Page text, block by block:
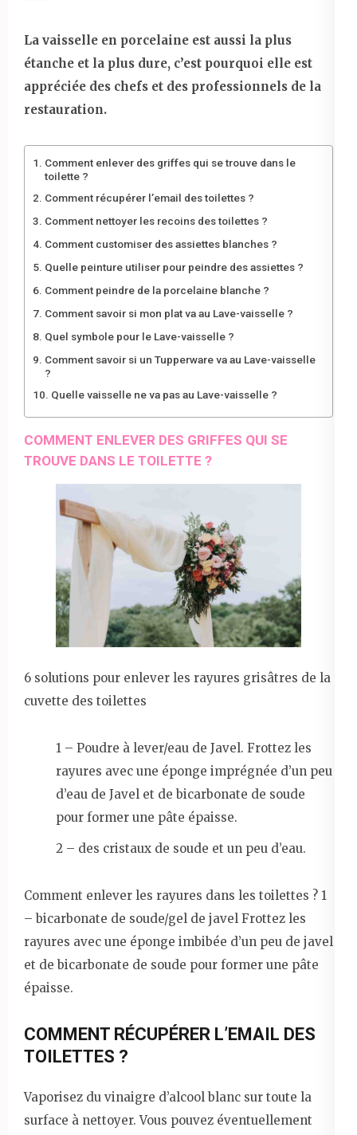
La vaisselle en porcelaine est aussi la plus
étanche et la plus dure, c’est pourquoi elle est
appréciée des chefs et des professionnels de la
restauration.
Comment enlever des griffes qui se trouve dans le
toilette ?
Comment récupérer l’email des toilettes ?
Comment nettoyer les recoins des toilettes ?
Comment customiser des assiettes blanches ?
Quelle peinture utiliser pour peindre des assiettes ?
Comment peindre de la porcelaine blanche ?
Comment savoir si mon plat va au Lave-vaisselle ?
Quel symbole pour le Lave-vaisselle ?
Comment savoir si un Tupperware va au Lave-vaisselle
?
Quelle vaisselle ne va pas au Lave-vaisselle ?
COMMENT ENLEVER DES GRIFFES QUI SE
TROUVE DANS LE TOILETTE ?
6 solutions pour enlever les rayures grisâtres de la
cuvette des toilettes
1 – Poudre à lever/eau de Javel. Frottez les
rayures avec une éponge imprégnée d’un peu
d’eau de Javel et de bicarbonate de soude
pour former une pâte épaisse.
2 – des cristaux de soude et un peu d’eau.
Comment enlever les rayures dans les toilettes ? 1
– bicarbonate de soude/gel de javel Frottez les
rayures avec une éponge imbibée d’un peu de javel
et de bicarbonate de soude pour former une pâte
épaisse.
COMMENT RÉCUPÉRER L’EMAIL DES
TOILETTES ?
Vaporisez du vinaigre d’alcool blanc sur toute la
surface à nettoyer. Vous pouvez éventuellement